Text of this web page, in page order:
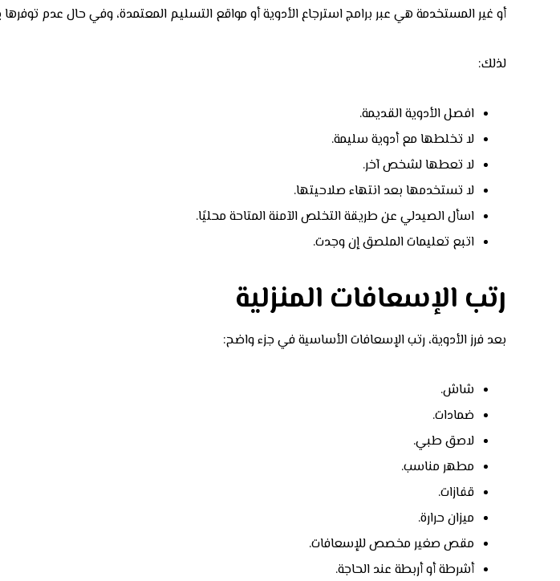
أو غير المستخدمة هي عبر برامج استرجاع الأدوية أو مواقع التسليم المعتمدة، وفي حال عدم
لذلك:
افصل الأدوية القديمة.
لا تخلطها مع أدوية سليمة.
لا تعطها لشخص آخر.
لا تستخدمها بعد انتهاء صلاحيتها.
اسأل الصيدلي عن طريقة التخلص الآمنة المتاحة محليًا.
اتبع تعليمات الملصق إن وجدت.
رتب الإسعافات المنزلية
بعد فرز الأدوية، رتب الإسعافات الأساسية في جزء واضح:
شاش.
ضمادات.
لاصق طبي.
مطهر مناسب.
قفازات.
ميزان حرارة.
مقص صغير مخصص للإسعافات.
أشرطة أو أربطة عند الحاجة.